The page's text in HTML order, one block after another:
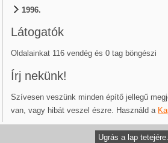
1996.
Látogatók
Oldalainkat 116 vendég és 0 tag böngészi
Írj nekünk!
Szívesen veszünk minden építő jellegű
van, vagy hibát veszel észre. Használd a
Ugrás a lap tetejére.